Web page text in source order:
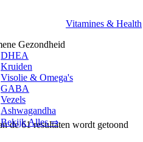
Vitamines & Health
Gezondheid
DHEA
Kruiden
Visolie & Omega's
GABA
Vezels
Ashwagandha
Bekijk Alles ⇒
de 61 resultaten wordt getoond